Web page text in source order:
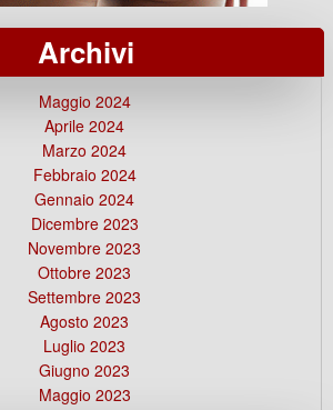
Archivi
Maggio 2024
Aprile 2024
Marzo 2024
Febbraio 2024
Gennaio 2024
Dicembre 2023
Novembre 2023
Ottobre 2023
Settembre 2023
Agosto 2023
Luglio 2023
Giugno 2023
Maggio 2023